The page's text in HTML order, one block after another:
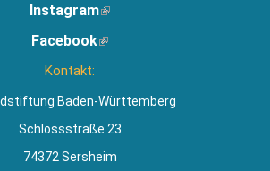
Instagram(Link
extern)
Facebook(Link
Kontakt:
Baden-Württemberg
Schlossstraße 23
74372 Sersheim